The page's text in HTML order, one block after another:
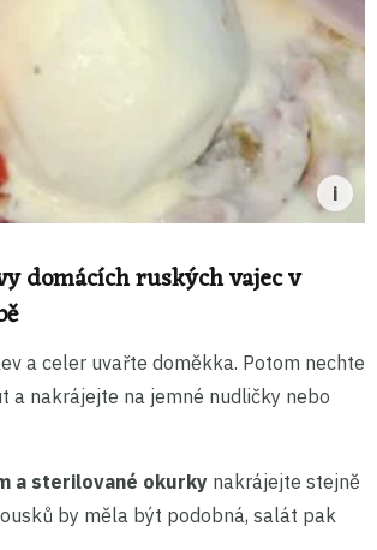
domácích ruských vajec v
a celer uvařte doměkka. Potom nechte
a nakrájejte na jemné nudličky nebo
a sterilované okurky nakrájejte stejně
by měla být podobná, salát pak